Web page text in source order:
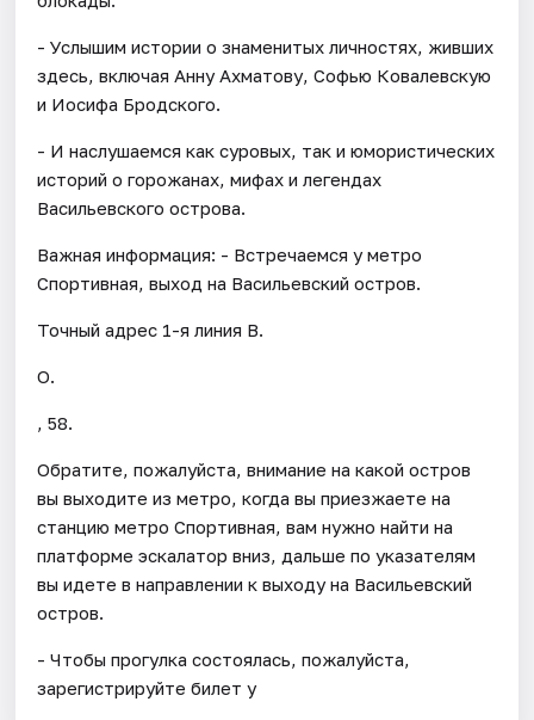
- Услышим истории о знаменитых личностях, живших
здесь, включая Анну Ахматову, Софью Ковалевскую
и Иосифа Бродского.
- И наслушаемся как суровых, так и юмористических
историй о горожанах, мифах и легендах
Васильевского острова.
Важная информация: - Встречаемся у метро
Спортивная, выход на Васильевский остров.
Точный адрес 1-я линия В.
О.
, 58.
Обратите, пожалуйста, внимание на какой остров
вы выходите из метро, когда вы приезжаете на
станцию метро Спортивная, вам нужно найти на
платформе эскалатор вниз, дальше по указателям
вы идете в направлении к выходу на Васильевский
остров.
- Чтобы прогулка состоялась, пожалуйста,
зарегистрируйте билет у